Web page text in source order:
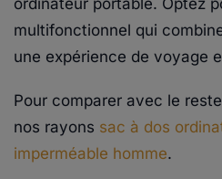
multifonctionnel qui
une expérience de voyage
Pour comparer avec le
nos rayons sac à dos
imperméable homme.